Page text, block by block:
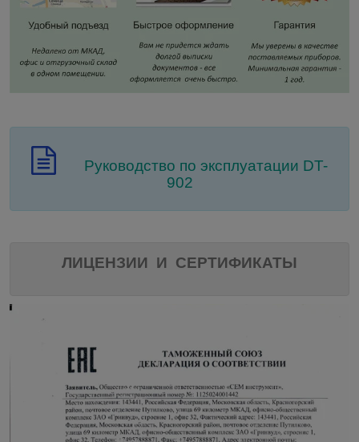
Руководство по эксплуатации DT-
902
ЛИЦЕНЗИИ И СЕРТИФИКАТЫ